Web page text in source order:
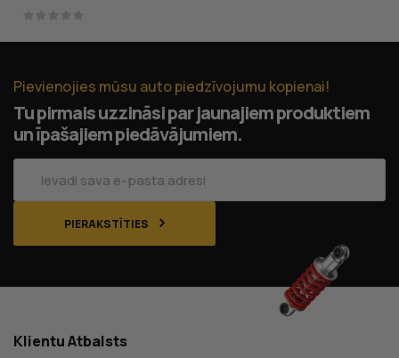
Pievienojies mūsu auto piedzīvojumu kopienai!
Tu pirmais uzzināsi par jaunajiem produktiem
un īpašajiem piedāvājumiem.
PIERAKSTĪTIES
Klientu Atbalsts